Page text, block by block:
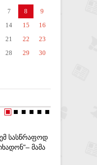
7 8
9
14 15
16
21 22
23
28 29
30
ᲡᲐᲡᲬᲠᲐᲤᲝᲓ
ᲛᲐᲛᲐ